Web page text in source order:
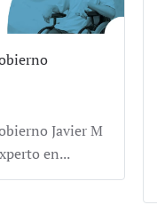
Javier M
en...